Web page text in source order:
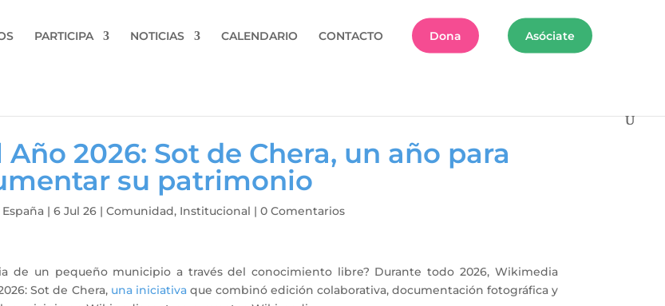
PARTICIPA NOTICIAS CALENDARIO CONTACTO Dona Asóciate
2026: Sot de Chera, un año para
su patrimonio
| 6 Jul 26| Comunidad, Institucional | 0 Comentarios
de un pequeño municipio a través del conocimiento libre? Durante todo 2026, Wikimedia
Sot de Chera, una iniciativaque combinó edición colaborativa, documentación fotográfica y